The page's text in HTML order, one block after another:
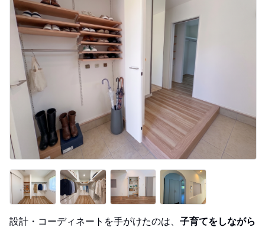
設計・コーディネートを手がけたのは、 子育てをしながら